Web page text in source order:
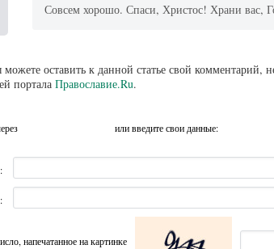
Совсем хорошо. Спаси, Христос! Храни вас,
можете оставить к данной статье свой
портала Православие.Ru.
или введите свои данные:
напечатанное на картинке